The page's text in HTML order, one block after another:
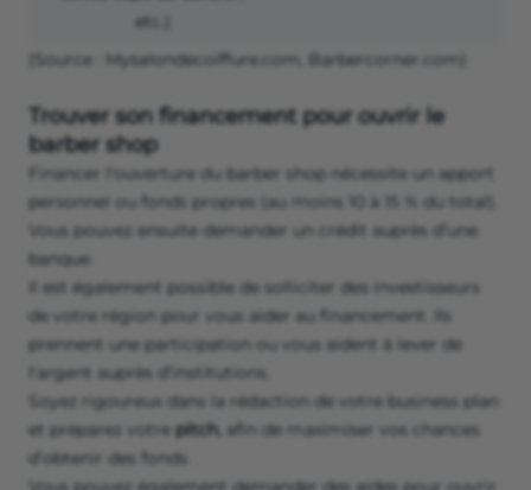
etc.)
(Source : Mysalondecoiffure.com, Barbercorner.com)
Trouver son financement pour ouvrir le
barber shop
Financer l'ouverture du barber shop nécessite un apport
personnel ou fonds propres (au moins 10 à 15 % du total).
Vous pouvez ensuite demander un crédit auprès d’une
banque.
Il est également possible de solliciter des investisseurs
de votre région pour vous aider au financement. Ils
prennent une participation ou vous aident à lever de
l'argent auprès d’institutions.
Soyez rigoureux dans la rédaction de votre business plan
et préparez votre pitch, afin de maximiser vos chances
d’obtenir des fonds.